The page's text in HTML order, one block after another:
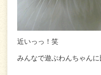
近いっっ！笑
みんなで遊ぶわんちゃん